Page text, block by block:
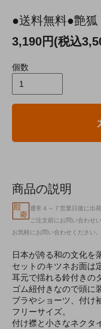
●送料無料●艶
3,190円(税込
個数
商品の説明
通常４～７営業日後に出
ご注文前にお問い合わせ
お気軽にお問い合わせください。
日本が誇る和の文化を
セットのキツネお面は
耳元で揺れる鈴付きの
ゴム紐付きなので頭に
ブラやショーツ、付け
フリーサイズ。
付け襟と小さなネクタ